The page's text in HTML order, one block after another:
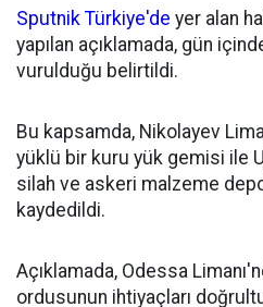
Sputnik Türkiye'de yer alan
yapılan açıklamada, gün
vurulduğu belirtildi.
Bu kapsamda, Nikolayev
yüklü bir kuru yük gemisi ile
silah ve askeri malzeme
kaydedildi.
Açıklamada, Odessa
ordusunun ihtiyaçları